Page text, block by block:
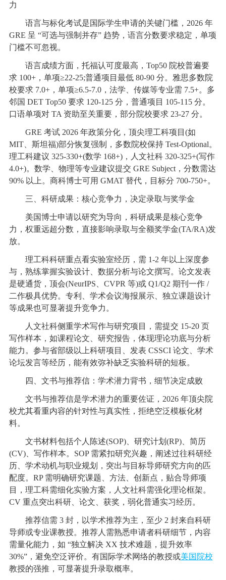
力
语言与标化考试是国际学生申请的关键门槛，2026 年
GRE 呈 “可选与强制并存” 趋势，语言分数要求稳定，单项
门槛不可忽视。
语言成绩方面，托福认可度最高，Top50 院校普遍要
求 100+，单项≥22-25;普通项目最低 80-90 分。雅思多数院
校要求 7.0+，单项≥6.5-7.0，法学、传媒等专业需 7.5+。多
邻国 DET Top50 要求 120-125 分，普通项目 105-115 分。
口语单项对 TA 资助至关重要，部分院校要求 23-27 分。
GRE 考试 2026 年政策分化，顶尖理工科项目(如
MIT、斯坦福)部分恢复强制，多数院校保持 Test-Optional。
理工科建议 325-330+(数学 168+)，人文社科 320-325+(写作
4.0+)。数学、物理等专业建议提交 GRE Subject，分数需达
90% 以上。商科博士可用 GMAT 替代，目标分 700-750+。
三、科研成果：核心竞争力，决定录取与奖学金
美国博士申请以研究为导向，科研成果是核心竞争
力，权重远超分数，直接影响录取与全额奖学金(TA/RA)发
放。
理工科科研重点看实验室经历，需 1-2 年以上深度参
与，熟练掌握实验设计、数据分析与论文撰写。论文发表
是硬通货，顶会(NeurIPS、CVPR 等)或 Q1/Q2 期刊一作 /
二作极具优势。专利、学术会议海报展示、独立课题设计
等成果也可显著提升竞争力。
人文社科侧重学术写作与研究项目，需提交 15-20 页
写作样本，如课程论文、研究报告，体现理论功底与分析
能力。参与省部级以上科研项目、发表 CSSCI 论文、学术
论坛发言等经历，能有效弥补缺乏实验科研的短板。
四、文书与推荐信：学术潜力背书，细节决定成败
文书与推荐信是学术潜力的重要佐证，2026 年顶尖院
校尤其看重内容的针对性与真实性，拒绝空泛模板化材
料。
文书材料包括个人陈述(SOP)、研究计划(RP)、简历
(CV)、写作样本。SOP 需紧扣研究兴趣，阐述过往科研经
历、学术动机与职业规划，突出与目标导师研究方向的匹
配度。RP 需明确研究课题、方法、创新点，贴合导师项
目，理工科需细化实验方案，人文社科需强化理论框架。
CV 重点突出科研、论文、获奖，弱化普通实习经历。
推荐信需 3 封，以学术推荐为主，至少 2 封来自科研
导师或专业课教授。推荐人需熟悉申请者科研细节，内容
需量化能力，如 “独立解决 XX 技术难题，提升效率
30%”，避免空泛评价。有国际学术网络的教授或美国院校
教授的强推，可显著提升录取概率。